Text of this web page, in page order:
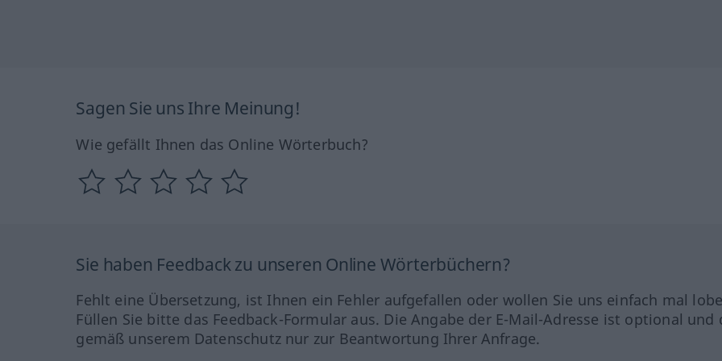
Sagen Sie uns Ihre Meinung!
Wie gefällt Ihnen das Online Wörterbuch?
Sie haben Feedback zu unseren Online Wörterbüchern?
Fehlt eine Übersetzung, ist Ihnen ein Fehler aufgefallen oder wollen Sie uns einfach mal
Füllen Sie bitte das Feedback-Formular aus. Die Angabe der E-Mail-Adresse ist optional und
gemäß unserem Datenschutz nur zur Beantwortung Ihrer Anfrage.